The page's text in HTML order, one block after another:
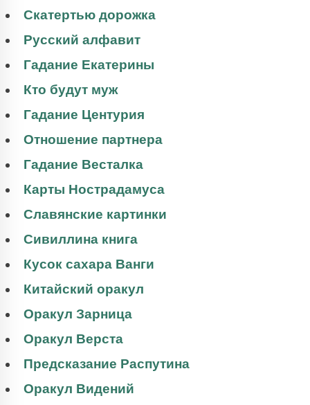
Скатертью дорожка
Русский алфавит
Гадание Екатерины
Кто будут муж
Гадание Центурия
Отношение партнера
Гадание Весталка
Карты Нострадамуса
Славянские картинки
Сивиллина книга
Кусок сахара Ванги
Китайский оракул
Оракул Зарница
Оракул Верста
Предсказание Распутина
Оракул Видений